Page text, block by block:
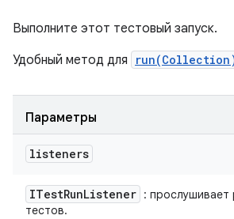
Выполните этот тестовый запуск.
Удобный метод для
Параметры
listeners
ITestRunListener : прослушивает
тестов.